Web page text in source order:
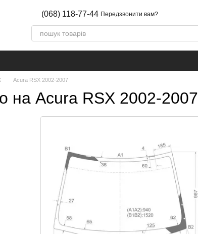
(068) 118-77-44 Передзвонити вам?
Acura RSX 2002-2007
на Acura RSX 2002-2007